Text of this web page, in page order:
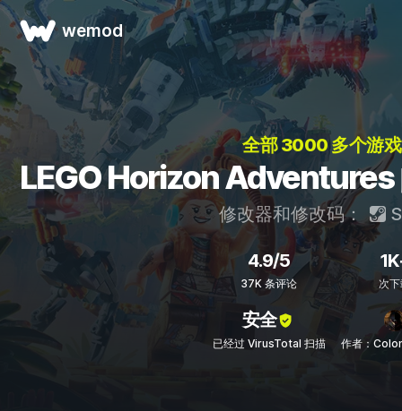
wemod
全部 3000 多个游
LEGO Horizon Adventures
修改器和修改码：
4.9/5
37K 条评论 次下
安全
已经过 VirusTotal 扫描 作者：